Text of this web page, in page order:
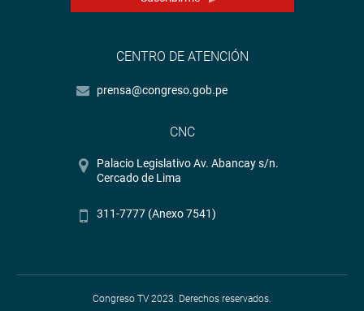
CENTRO DE ATENCIÓN
prensa@congreso.gob.pe
CNC
Palacio Legislativo Av. Abancay s/n.
Cercado de Lima
311-7777 (Anexo 7541)
Congreso TV 2023. Derechos reservados.